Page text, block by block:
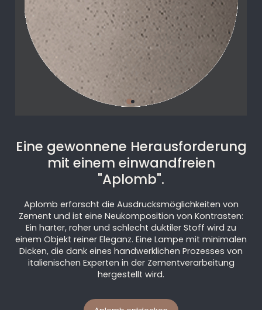
Eine gewonnene Herausforderung
mit einem einwandfreien
"Aplomb".
Aplomb erforscht die Ausdrucksmöglichkeiten von
Zement und ist eine Neukomposition von Kontrasten:
Ein harter, roher und schlecht duktiler Stoff wird zu
einem Objekt reiner Eleganz. Eine Lampe mit minimalen
Dicken, die dank eines handwerklichen Prozesses von
italienischen Experten in der Zementverarbeitung
hergestellt wird.